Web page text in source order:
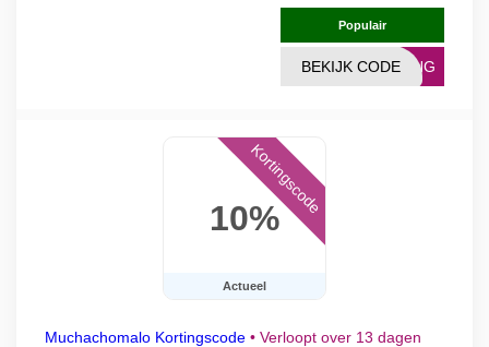
Populair
NING
BEKIJK CODE
10%
Actueel
Kortingscode
Muchachomalo Kortingscode • Verloopt over 13 dagen